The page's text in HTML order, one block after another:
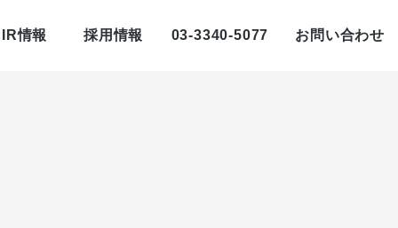
IR情報 採用情報 03-3340-5077 お問い合わせ